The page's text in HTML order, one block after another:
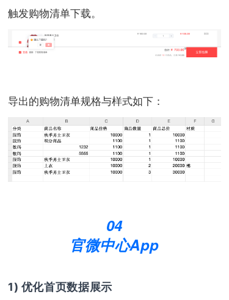
触发购物清单下载。
导出的购物清单规格与样式如下：
04
官微中心App
1) 优化首页数据展示